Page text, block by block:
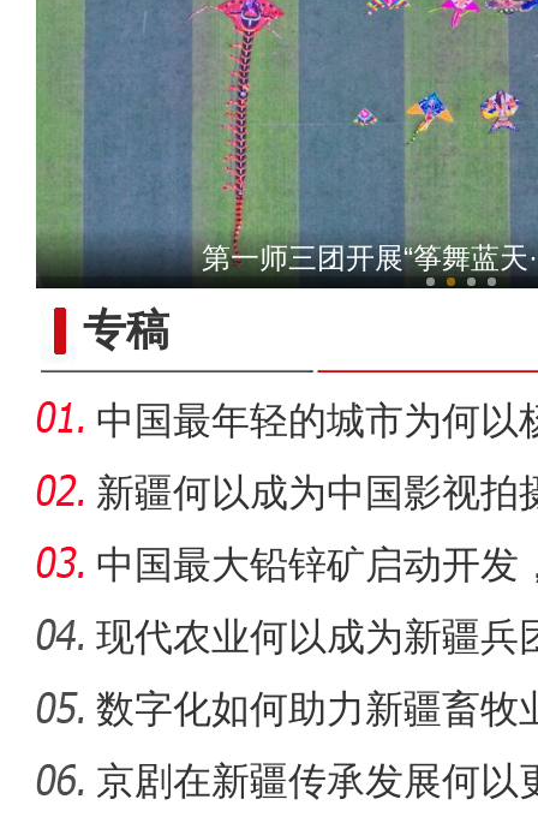
2022最美高校辅导员名单发
新疆巴楚粤水电光伏项目（
第一师三团开展“筝舞蓝天
专稿
中国最年轻的城市为何以
新疆何以成为中国影视拍
中国最大铅锌矿启动开发
级铅锌
现代农业何以成为新疆兵
数字化如何助力新疆畜牧
京剧在新疆传承发展何以